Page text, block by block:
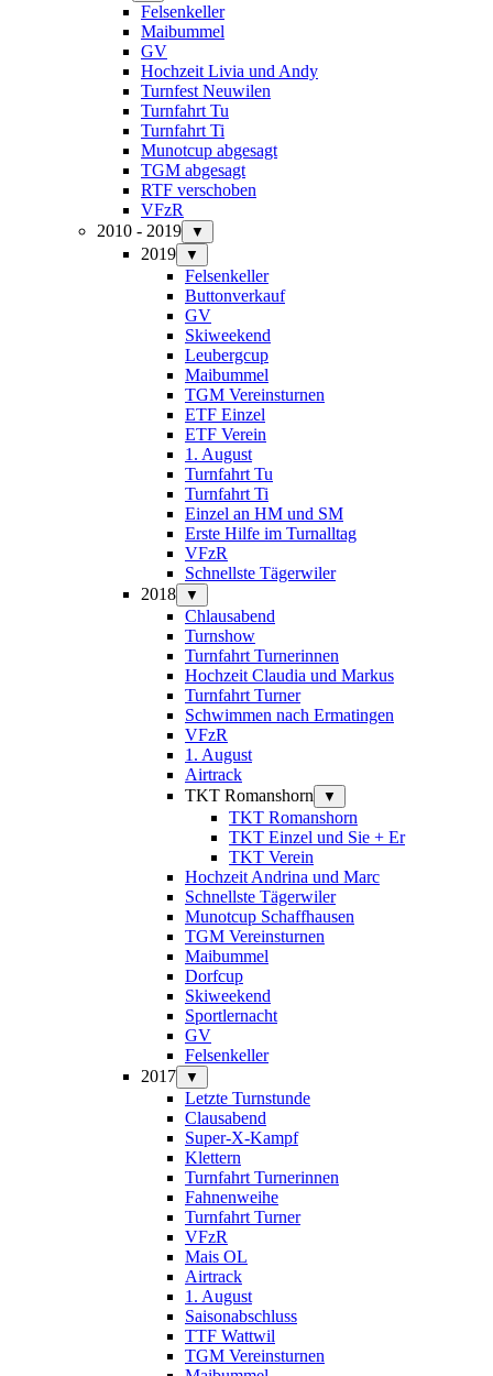
Felsenkeller
Maibummel
GV
Hochzeit Livia und Andy
Turnfest Neuwilen
Turnfahrt Tu
Turnfahrt Ti
Munotcup abgesagt
TGM abgesagt
RTF verschoben
VFzR
2010 - 2019
▼
2019 ▼
Felsenkeller
Buttonverkauf
GV
Skiweekend
Leubergcup
Maibummel
TGM Vereinsturnen
ETF Einzel
ETF Verein
1. August
Turnfahrt Tu
Turnfahrt Ti
Einzel an HM und SM
Erste Hilfe im Turnalltag
VFzR
Schnellste Tägerwiler
2018
▼
Chlausabend
Turnshow
Turnfahrt Turnerinnen
Hochzeit Claudia und Markus
Turnfahrt Turner
Schwimmen nach Ermatingen
VFzR
1. August
Airtrack
TKT Romanshorn
▼
TKT Romanshorn
TKT Einzel und Sie + Er
TKT Verein
Hochzeit Andrina und Marc
Schnellste Tägerwiler
Munotcup Schaffhausen
TGM Vereinsturnen
Maibummel
Dorfcup
Skiweekend
Sportlernacht
GV
Felsenkeller
2017
▼
Letzte Turnstunde
Clausabend
Super-X-Kampf
Klettern
Turnfahrt Turnerinnen
Fahnenweihe
Turnfahrt Turner
VFzR
Mais OL
Airtrack
1. August
Saisonabschluss
TTF Wattwil
TGM Vereinsturnen